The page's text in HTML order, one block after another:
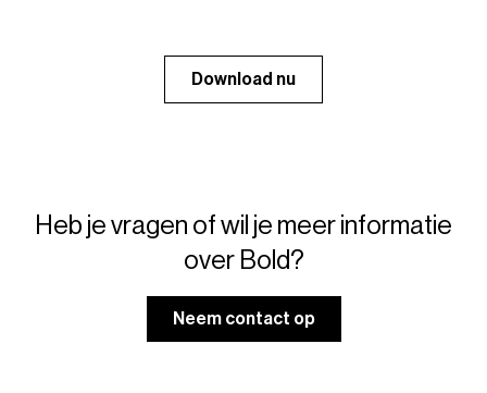
Download nu
Heb je vragen of wil je meer informatie
over Bold?
Neem contact op